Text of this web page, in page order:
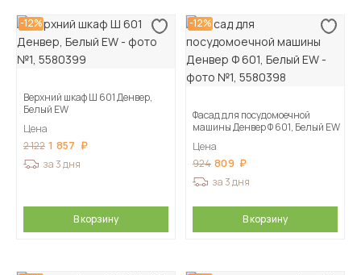
-12%
Верхний шкаф Ш 601 Денвер,
Белый EW
Цена
2 122 1 857
за 3 дня
В корзину
-12%
Фасад для посудомоечной
машины Денвер Ф 601, Белый EW
Цена
924 809
за 3 дня
В корзину